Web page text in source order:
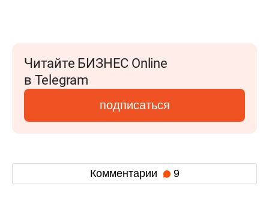
Читайте БИЗНЕС Online
в Telegram
подписаться
Комментарии 9